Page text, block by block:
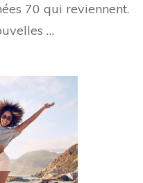
70 qui reviennent.
…